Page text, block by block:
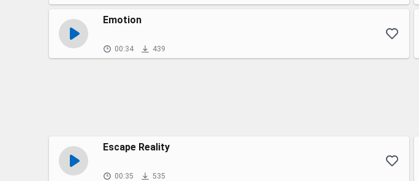
Emotion
00:34 439
Escape Reality
00:35 535